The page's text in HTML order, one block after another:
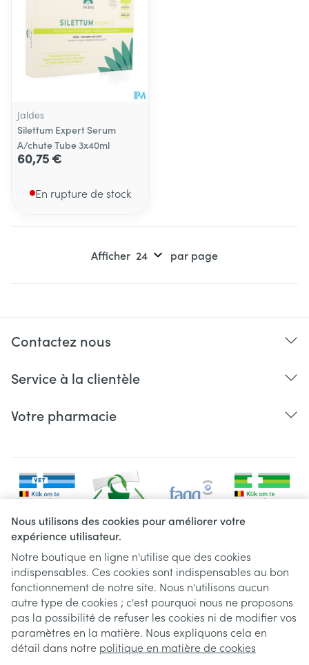
Nous utilisons des cookies pour améliorer votre
expérience utilisateur.
Notre boutique en ligne n'utilise que des cookies
indispensables. Ces cookies sont indispensables au bon
fonctionnement de notre site. Nous n'utilisons aucun
autre type de cookies ; c'est pourquoi nous ne proposons
pas la possibilité de refuser les cookies ni de modifier vos
paramètres en la matière. Nous expliquons cela en
détail dans notre politique en matière de cookies
Jaldes
Silettum Expert Serum
A/chute Tube 3x40ml
60,75 €
En rupture de stock
Afficher par page
Contactez nous
Service à la clientèle
Votre pharmacie
Liens légaux